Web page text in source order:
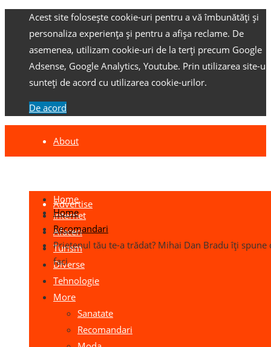
Acest site folosește cookie-uri pentru a vă îmbunătăți și
personaliza experiența și pentru a afișa reclame. De
asemenea, utilizam cookie-uri de la terți precum Google
Adsense, Google Analytics, Youtube. Prin utilizarea site-
sunteți de acord cu utilizarea cookie-urilor.
De acord
About
Advertise
Home
Internet
Afaceri
Turism
Diverse
Tehnologie
More
Sanatate
Recomandari
Home
Recomandari
Prietenul tău te-a trădat? Mihai Dan Bradu îți spune
faci